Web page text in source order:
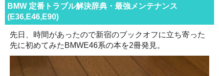
BMW 定番トラブル解決辞典・最強メンテナンス
(E36,E46,E90)
先日、時間があったので新宿のブックオフに立ち寄った
先に初めてみたBMWE46系の本を2冊発見。